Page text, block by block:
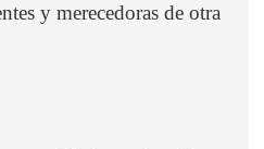
y merecedoras de otra